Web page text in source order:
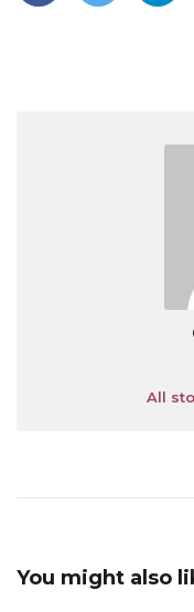
All
You might also